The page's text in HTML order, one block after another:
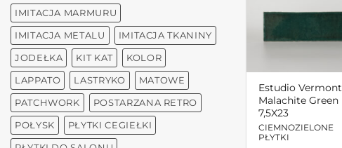
IMITACJA MARMURU
IMITACJA METALU IMITACJA TKANINY
JODEŁKA KIT KAT KOLOR
LAPPATO LASTRYKO MATOWE
PATCHWORK POSTARZANA RETRO
POŁYSK PŁYTKI CEGIEŁKI
Estudio Vermont
Malachite Green
7,5X23
CIEMNOZIELONE
PŁYTKI